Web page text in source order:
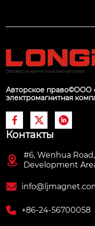
Авторское право©ООО
электромагнитная
  
Контакты

#6, Wenhua
Development

 +86-24-56700058